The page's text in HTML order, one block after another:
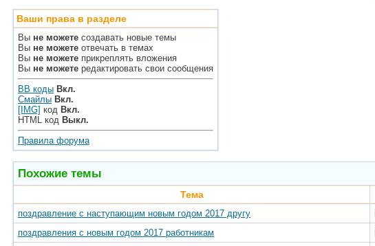
Ваши права в разделе
Вы не можете создавать новые темы
Вы не можете отвечать в темах
Вы не можете прикреплять вложения
Вы не можете редактировать свои сообщения
BB коды Вкл.
Смайлы Вкл.
[IMG] код Вкл.
HTML код Выкл.
Правила форума
Похожие темы
Тема
поздравление с наступающим новым годом 2017 другу
поздравления с новым годом 2017 работникам